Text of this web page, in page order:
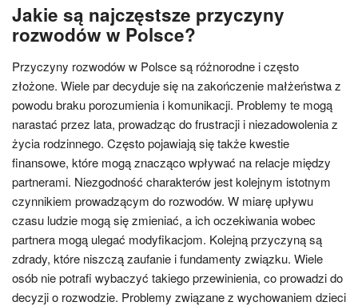
Jakie są najczęstsze przyczyny
rozwodów w Polsce?
Przyczyny rozwodów w Polsce są różnorodne i często
złożone. Wiele par decyduje się na zakończenie małżeństwa z
powodu braku porozumienia i komunikacji. Problemy te mogą
narastać przez lata, prowadząc do frustracji i niezadowolenia z
życia rodzinnego. Często pojawiają się także kwestie
finansowe, które mogą znacząco wpływać na relacje między
partnerami. Niezgodność charakterów jest kolejnym istotnym
czynnikiem prowadzącym do rozwodów. W miarę upływu
czasu ludzie mogą się zmieniać, a ich oczekiwania wobec
partnera mogą ulegać modyfikacjom. Kolejną przyczyną są
zdrady, które niszczą zaufanie i fundamenty związku. Wiele
osób nie potrafi wybaczyć takiego przewinienia, co prowadzi do
decyzji o rozwodzie. Problemy związane z wychowaniem dzieci